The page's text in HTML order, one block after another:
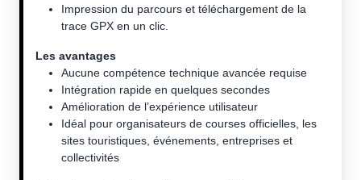
Impression du parcours et téléchargement de la
trace GPX en un clic.
Les avantages
Aucune compétence technique avancée requise
Intégration rapide en quelques secondes
Amélioration de l’expérience utilisateur
Idéal pour organisateurs de courses officielles, les
sites touristiques, événements, entreprises et
collectivités